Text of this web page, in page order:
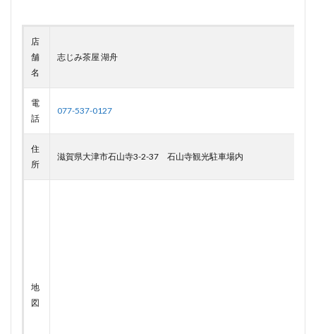
店
舗
名
志じみ茶屋 湖舟
電
話
077-537-0127
住
所
滋賀県大津市石山寺3-2-37 石山寺観光駐車場内
地
図